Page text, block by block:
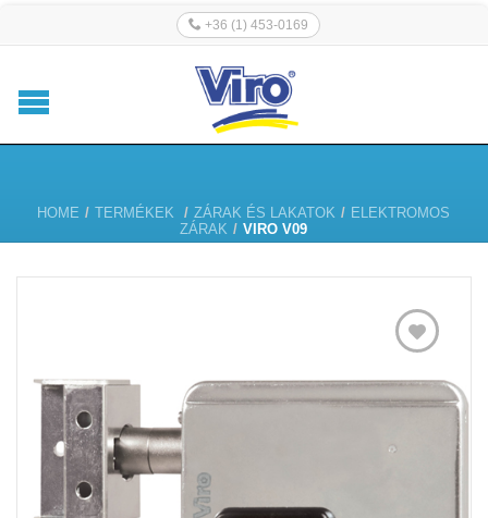
+36 (1) 453-0169
HOME / TERMÉKEK / ZÁRAK ÉS LAKATOK / ELEKTROMOS
ZÁRAK / VIRO V09